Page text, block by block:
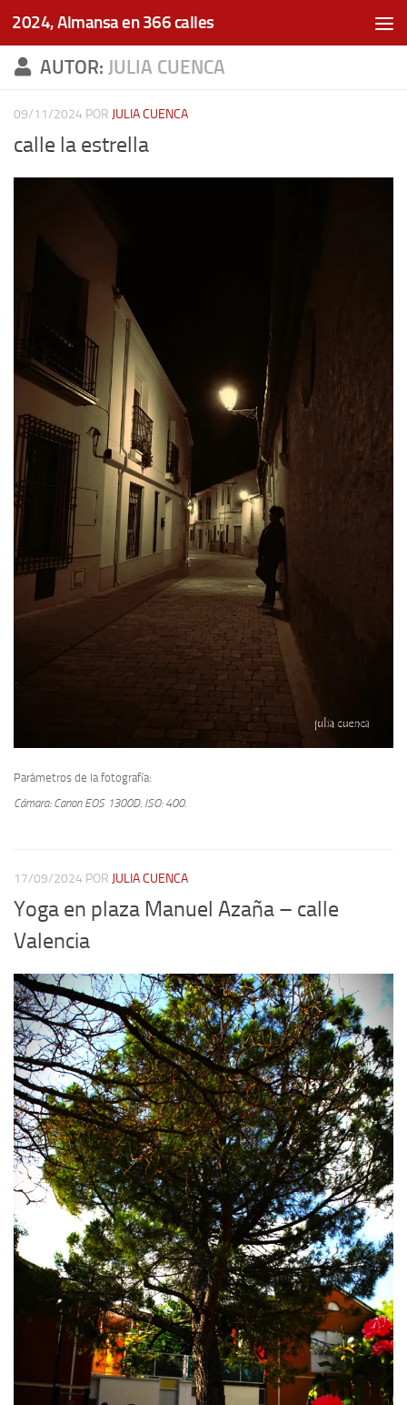
Saltar al contenido
2024, Almansa en 366 calles
AUTOR: JULIA CUENCA
09/11/2024 POR JULIA CUENCA
calle la estrella
Parámetros de la fotografía:
Cámara: Canon EOS 1300D. ISO: 400.
17/09/2024 POR JULIA CUENCA
Yoga en plaza Manuel Azaña – calle
Valencia